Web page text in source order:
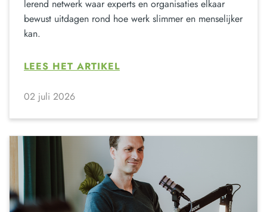
lerend netwerk waar experts en organisaties elkaar
bewust uitdagen rond hoe werk slimmer en menselijker
kan.
LEES HET ARTIKEL
02 juli 2026